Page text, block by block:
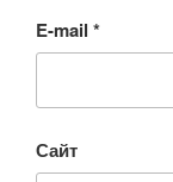
E-mail *
Сайт